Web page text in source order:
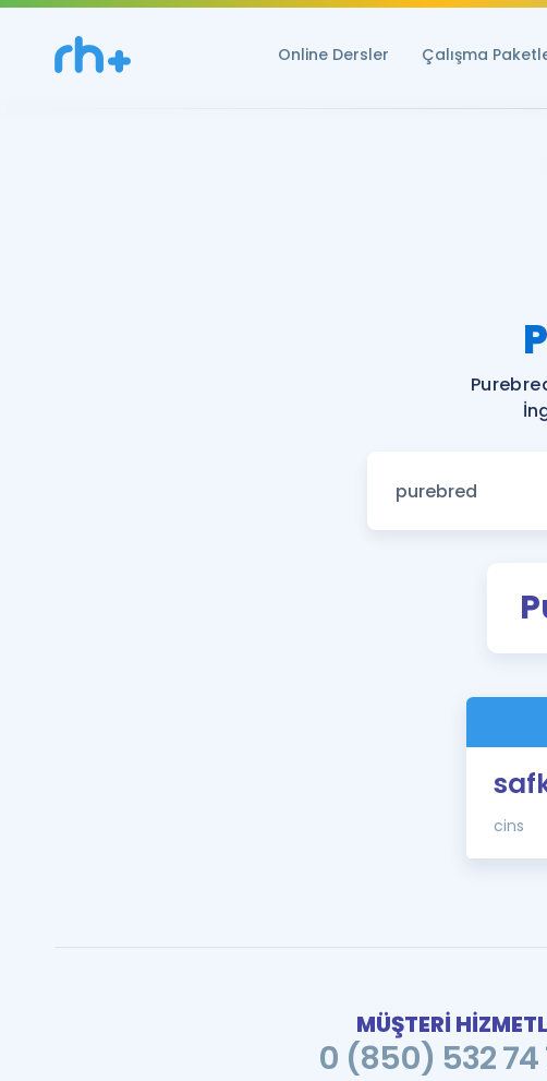
Online Dersler Çalışma
cins
MÜŞTERİ
0 (850) 532 74